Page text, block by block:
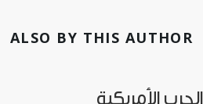
ALSO BY THIS AUTHOR
الأمريكية